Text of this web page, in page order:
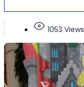
1053 Views